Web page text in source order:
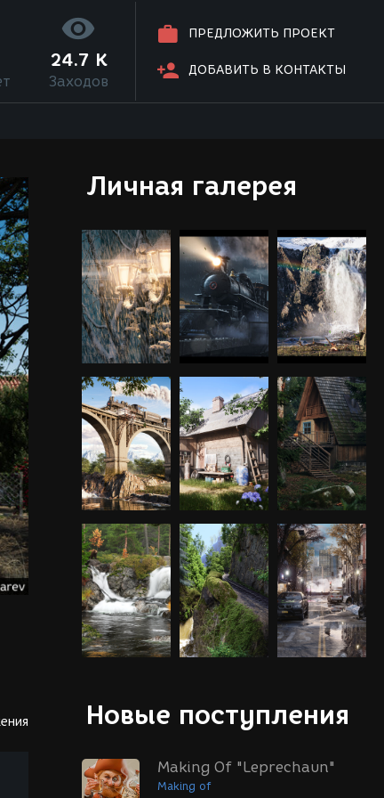
ПРЕДЛОЖИТЬ ПРОЕКТ
ДОБАВИТЬ В КОНТАКТЫ
24.7 K
Заходов
Личная галерея
Новые поступления
Making Of "Leprechaun"
Making of